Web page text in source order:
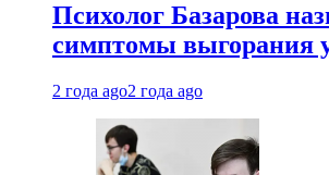
Психолог Базарова
симптомы выгорания
2 года ago2 года ago